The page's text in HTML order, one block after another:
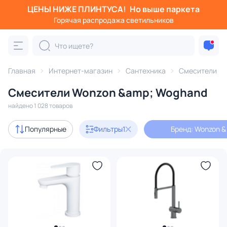
ЦЕНЫ НИЖЕ ПЛИНТУСА! Но выше паркета
Горячая распродажа светильников
Главная Интернет-магазин Сантехника Смесители
Смесители Wonzon &amp; Woghand
найдено 1 028 товаров
Популярные Фильтры1 Бренд: Wonzon
Фильтры
Категория:
для кухонной мойки для раковины с термостатом
с 3D-моделями